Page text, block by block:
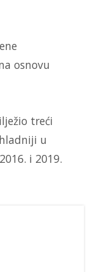
osnovu
treći
u
i 2019.